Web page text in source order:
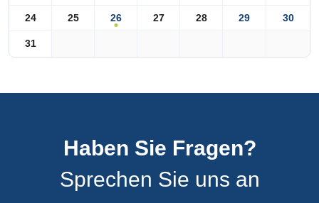
24 25 26 27 28 29 30
31
Haben Sie Fragen?
Sprechen Sie uns an